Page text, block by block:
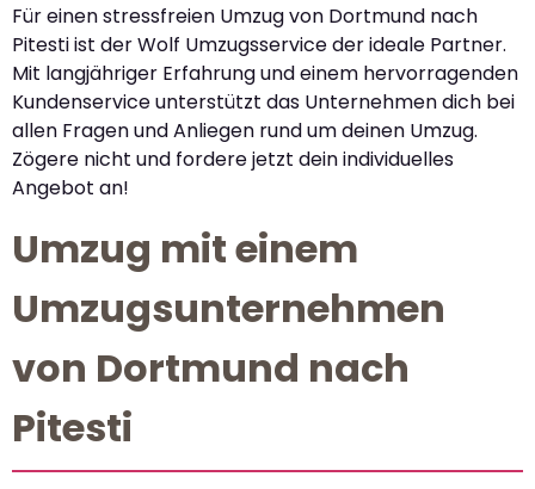
Für einen stressfreien Umzug von Dortmund nach
Pitesti ist der Wolf Umzugsservice der ideale Partner.
Mit langjähriger Erfahrung und einem hervorragenden
Kundenservice unterstützt das Unternehmen dich bei
allen Fragen und Anliegen rund um deinen Umzug.
Zögere nicht und fordere jetzt dein individuelles
Angebot an!
Umzug mit einem
Umzugsunternehmen
von Dortmund nach
Pitesti